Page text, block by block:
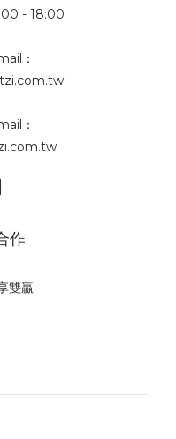
- 18:00
：
：
作
雙贏